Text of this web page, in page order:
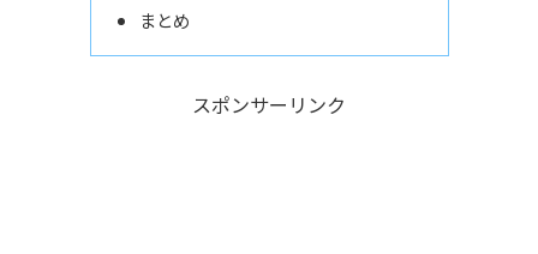
まとめ
スポンサーリンク